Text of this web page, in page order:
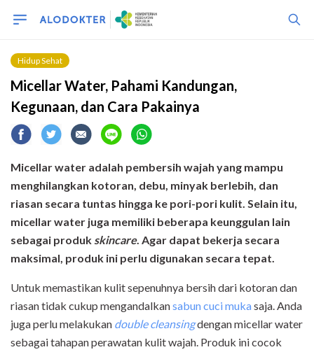
Hidup Sehat
Micellar Water, Pahami Kandungan,
Kegunaan, dan Cara Pakainya
Micellar water adalah pembersih wajah yang mampu
menghilangkan kotoran, debu, minyak berlebih, dan
riasan secara tuntas hingga ke pori-pori kulit. Selain itu,
micellar water juga memiliki beberapa keunggulan lain
sebagai produk skincare. Agar dapat bekerja secara
maksimal, produk ini perlu digunakan secara tepat.
Untuk memastikan kulit sepenuhnya bersih dari kotoran dan
riasan tidak cukup mengandalkansabun cuci mukasaja. Anda
juga perlu melakukan double cleansingdengan micellar water
sebagai tahapan perawatan kulit wajah. Produk ini cocok